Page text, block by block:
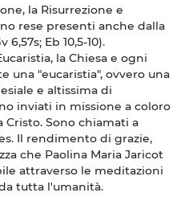
la Risurrezione e
rese presenti anche dalla
Eb 10,5-10).
la Chiesa e ogni
una "eucaristia", ovvero una
e altissima di
inviati in missione a coloro
Sono chiamati a
Il rendimento di grazie,
che Paolina Maria Jaricot
attraverso le meditazioni
tutta l'umanità.